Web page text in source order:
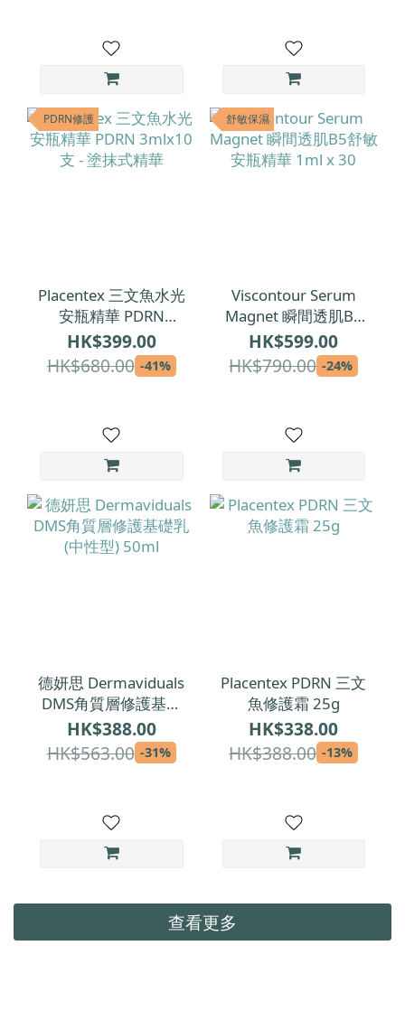
PDRN修護
Placentex 三文魚水光
安瓶精華 PDRN
3mlx10支 - 塗抹式精
華
HK$399.00
HK$680.00 -41%
舒敏保濕
Viscontour Serum
Magnet 瞬間透肌B5
舒敏安瓶精華 1ml x
30
HK$599.00
HK$790.00 -24%
德妍思 Dermaviduals
DMS角質層修護基礎
乳 (中性型) 50ml
HK$388.00
HK$563.00 -31%
Placentex PDRN 三文
魚修護霜 25g
HK$338.00
HK$388.00 -13%
查看更多